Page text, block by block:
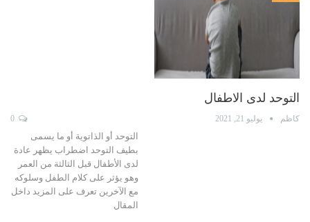
التوحد لدى الاطفال
كاظم يوليو 21, 2021
التوحد أو الذاتوية أو ما يسمى
بطيف التوحد اضطراب يظهر عادة
لدى الأطفال قبل الثالثة من العمر
وهو يؤثر على كلام الطفل وسلوكه
مع الآخرين تعرف على المزيد داخل
المقال